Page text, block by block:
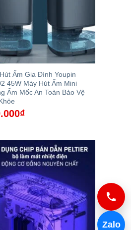
Ẩm Gia Đình Youpin
45W Máy Hút Ẩm Mini
Ẩm Mốc An Toàn Bảo Vệ
₫
Zalo